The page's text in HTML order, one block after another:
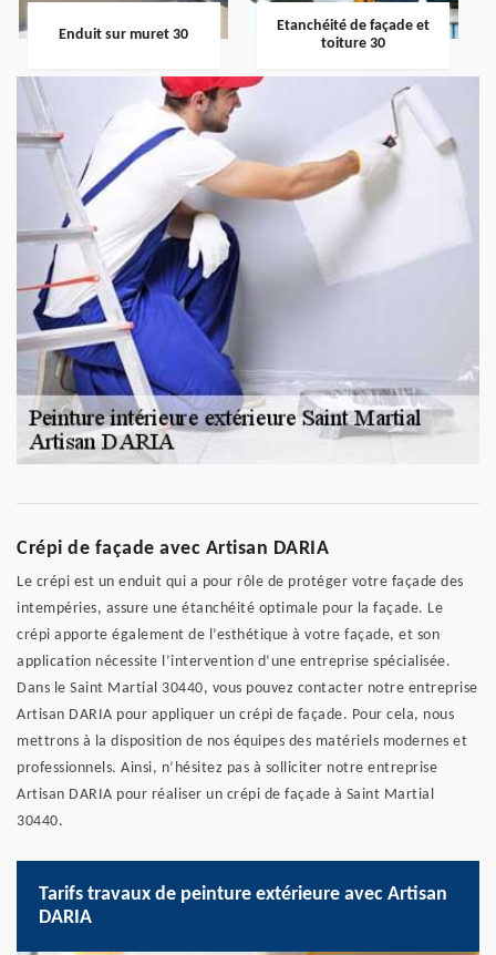
Enduit sur muret 30
Etanchéité de façade et
toiture 30
Crépi de façade avec Artisan DARIA
Le crépi est un enduit qui a pour rôle de protéger votre façade des
intempéries, assure une étanchéité optimale pour la façade. Le
crépi apporte également de l’esthétique à votre façade, et son
application nécessite l’intervention d’une entreprise spécialisée.
Dans le Saint Martial 30440, vous pouvez contacter notre entreprise
Artisan DARIA pour appliquer un crépi de façade. Pour cela, nous
mettrons à la disposition de nos équipes des matériels modernes et
professionnels. Ainsi, n’hésitez pas à solliciter notre entreprise
Artisan DARIA pour réaliser un crépi de façade à Saint Martial
30440.
Tarifs travaux de peinture extérieure avec Artisan
DARIA